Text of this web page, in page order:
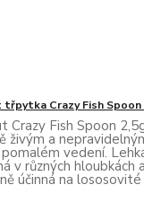
Crazy Fish Spoon
Crazy Fish Spoon
živým a
vedení.
v různých hloubkách
účinná na lososovité